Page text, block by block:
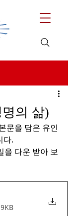
의 삶)
문을 담은 유인
다.
을 다운 받아 보